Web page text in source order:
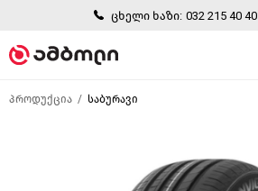
ცხელი ხაზი: 032 215 40 40
პროდუქცია საბურავი